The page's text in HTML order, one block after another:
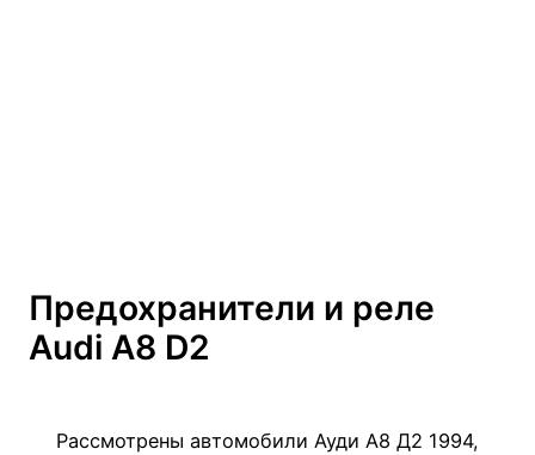
Предохранители и реле
Audi A8 D2
Рассмотрены автомобили Ауди А8 Д2 1994,